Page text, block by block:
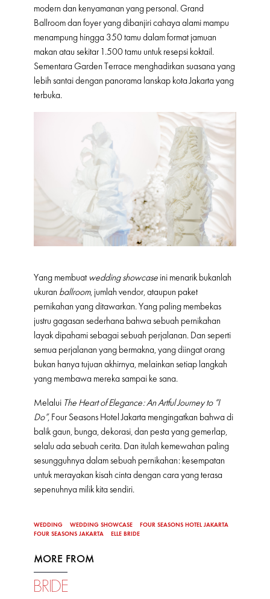
modern dan kenyamanan yang personal. Grand
Ballroom dan foyer yang dibanjiri cahaya alami mampu
menampung hingga 350 tamu dalam format jamuan
makan atau sekitar 1.500 tamu untuk resepsi koktail.
Sementara Garden Terrace menghadirkan suasana yang
lebih santai dengan panorama lanskap kota Jakarta yang
terbuka.
Yang membuatwedding showcase ini menarik bukanlah
ukuran ballroom, jumlah vendor, ataupun paket
pernikahan yang ditawarkan. Yang paling membekas
justru gagasan sederhana bahwa sebuah pernikahan
layak dipahami sebagai sebuah perjalanan. Dan seperti
semua perjalanan yang bermakna, yang diingat orang
bukan hanya tujuan akhirnya, melainkan setiap langkah
yang membawa mereka sampai ke sana.
Melalui The Heart of Elegance: An Artful Journey to “I
Do”, Four Seasons Hotel Jakarta mengingatkan bahwa di
balik gaun, bunga, dekorasi, dan pesta yang gemerlap,
selalu ada sebuah cerita. Dan itulah kemewahan paling
sesungguhnya dalam sebuah pernikahan: kesempatan
untuk merayakan kisah cinta dengan cara yang terasa
sepenuhnya milik kita sendiri.
WEDDING WEDDING SHOWCASE
FOUR SEASONS HOTEL JAKARTA
FOUR SEASONS JAKARTA
ELLE BRIDE
MORE FROM
BRIDE